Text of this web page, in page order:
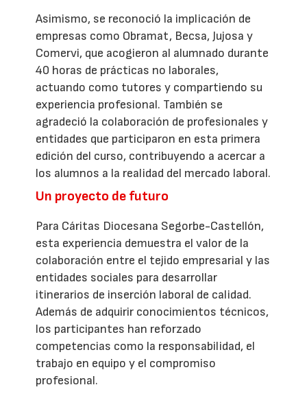
Asimismo, se reconoció la implicación de
empresas como Obramat, Becsa, Jujosa y
Comervi, que acogieron al alumnado durante
40 horas de prácticas no laborales,
actuando como tutores y compartiendo su
experiencia profesional. También se
agradeció la colaboración de profesionales y
entidades que participaron en esta primera
edición del curso, contribuyendo a acercar a
los alumnos a la realidad del mercado laboral.
Un proyecto de futuro
Para Cáritas Diocesana Segorbe-Castellón,
esta experiencia demuestra el valor de la
colaboración entre el tejido empresarial y las
entidades sociales para desarrollar
itinerarios de inserción laboral de calidad.
Además de adquirir conocimientos técnicos,
los participantes han reforzado
competencias como la responsabilidad, el
trabajo en equipo y el compromiso
profesional.